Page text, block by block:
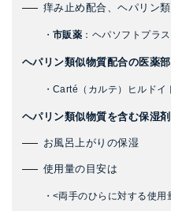
痒み止め配合、ヘパリン
・ 市販薬 ：ヘパソフトプ
ヘパリン類似物質配合の医薬
・Carté（カルテ）ヒルドイ
ヘパリン類似物質を含む保湿
お風呂上がりの保湿
使用量の目安は
・<両手のひらに対する使用